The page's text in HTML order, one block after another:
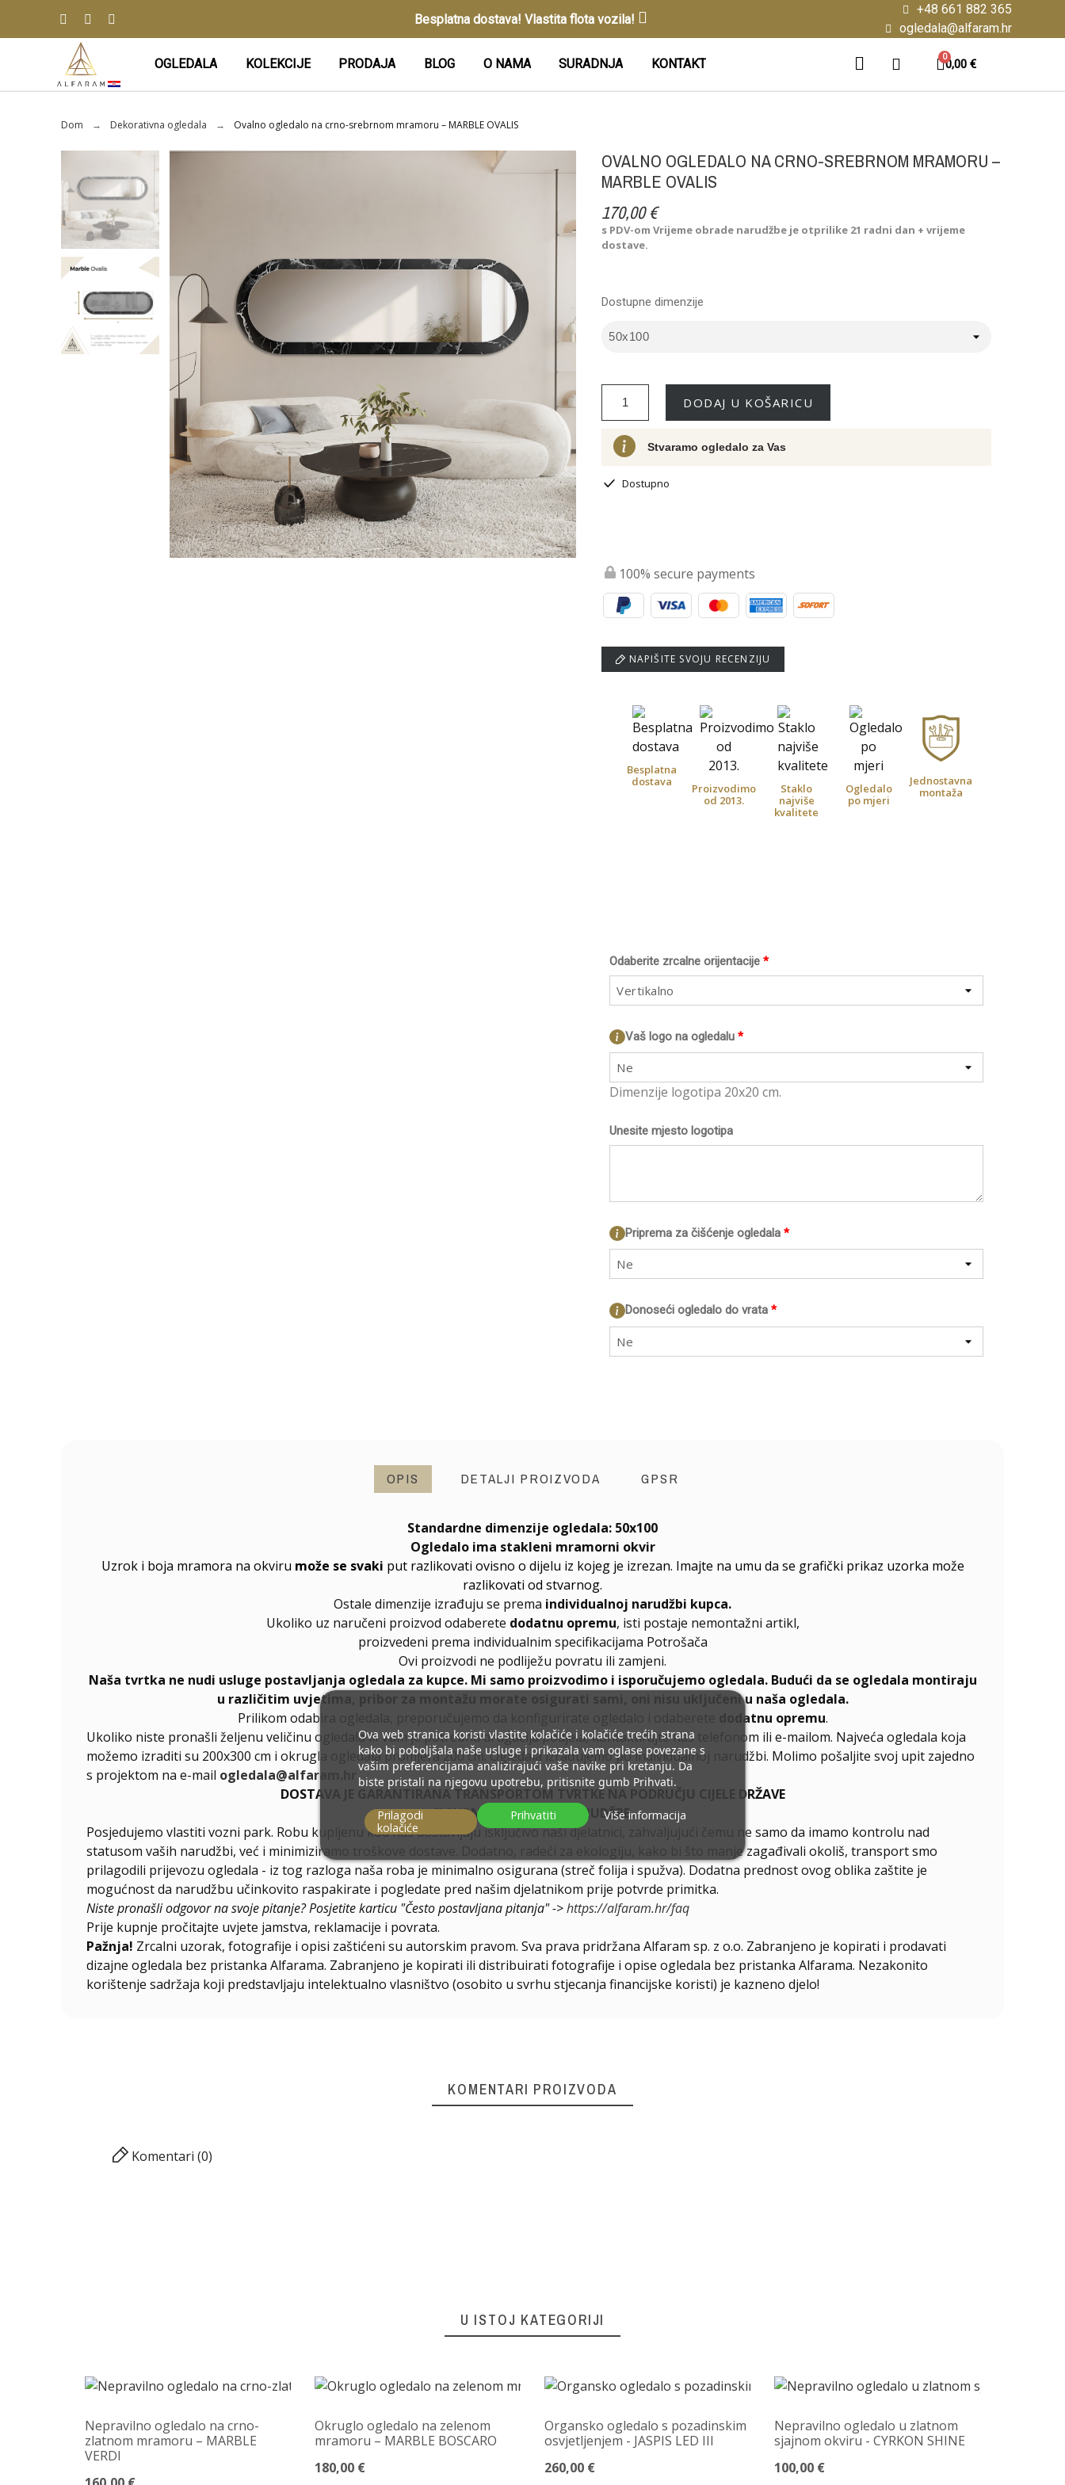
Besplatna dostava! Vlastita flota vozila!
+48 661 882 365
ogledala@alfaram.hr
OGLEDALA KOLEKCIJE PRODAJA BLOG O NAMA SURADNJA KONTAKT 0,00 €
Dom Dekorativna ogledala Ovalno ogledalo na crno-srebrnom mramoru – MARBLE OVALIS
OVALNO OGLEDALO NA CRNO-SREBRNOM MRAMORU –
MARBLE OVALIS
170,00 €
s PDV-omVrijeme obrade narudžbe je otprilike 21 radni dan + vrijeme
dostave.
Dostupne dimenzije
DODAJ U KOŠARICU
Stvaramo ogledalo za Vas
Dostupno
100% secure payments
NAPIŠITE SVOJU RECENZIJU
*
Odaberite zrcalne orijentacije
Vertikalno
*
Vaš logo na ogledalu
Ne
Dimenzije logotipa 20x20 cm.
Unesite mjesto logotipa
*
Priprema za čišćenje ogledala
Ne
*
Donoseći ogledalo do vrata
Ne
Besplatna
dostava
Proizvodimo
od 2013.
Staklo
najviše
kvalitete
Ogledalo
po mjeri
Jednostavna
montaža
OPIS DETALJI PROIZVODA GPSR
Standardne dimenzije ogledala: 50x100
Ogledalo ima stakleni mramorni okvir
Uzrok i boja mramora na okviru može se svaki put razlikovati ovisno o dijelu iz kojeg je izrezan. Imajte na umu da se grafički prikaz uzorka može
razlikovati od stvarnog.
Ostale dimenzije izrađuju se prema individualnoj narudžbi kupca.
Ukoliko uz naručeni proizvod odaberete dodatnu opremu, isti postaje nemontažni artikl,
proizvedeni prema individualnim specifikacijama Potrošača
Ovi proizvodi ne podliježu povratu ili zamjeni.
Naša tvrtka ne nudi usluge postavljanja ogledala za kupce. Mi samo proizvodimo i isporučujemo ogledala. Budući da se ogledala montiraju
u različitim uvjetima, pribor za montažu morate osigurati sami, oni nisu uključeni u naša ogledala.
Prilikom odabira ogledala, preporučujemo da konfigurirate ogledalo i odaberete dodatnu opremu.
Ukoliko niste pronašli željenu veličinu ogledala ili Vam je potrebna drugačija podjela, kontaktirajte nas telefonom ili e-mailom. Najveća ogledala koja
možemo izraditi su 200x300 cm i okrugla ogledala promjera 200 cm. Ogledala izrađujemo po individualnoj narudžbi. Molimo pošaljite svoj upit zajedno
s projektom na e-mail ogledala@alfaram.hr
DOSTAVA JE GARANTIRANA TRANSPORTOM TVRTKE NA PODRUČJU CIJELE DRŽAVE
SIGURNOST ZA VAŠE NARUDŽBE.
Posjedujemo vlastiti vozni park. Robu kupljenu kod nas dostavljaju isključivo naši djelatnici, zahvaljujući čemu ne samo da imamo kontrolu nad
statusom vaših narudžbi, već i minimiziramo troškove dostave. Dodatno, radeći za ekologiju, kako bi što manje zagađivali okoliš, transport smo
prilagodili prijevozu ogledala - iz tog razloga naša roba je minimalno osigurana (streč folija i spužva). Dodatna prednost ovog oblika zaštite je
mogućnost da narudžbu učinkovito raspakirate i pogledate pred našim djelatnikom prije potvrde primitka.
Niste pronašli odgovor na svoje pitanje? Posjetite karticu "Često postavljana pitanja" ->https://alfaram.hr/faq
Prije kupnje pročitajte uvjete jamstva, reklamacije i povrata.
Pažnja! Zrcalni uzorak, fotografije i opisi zaštićeni su autorskim pravom. Sva prava pridržana Alfaram sp. z o.o. Zabranjeno je kopirati i prodavati
dizajne ogledala bez pristanka Alfarama. Zabranjeno je kopirati ili distribuirati fotografije i opise ogledala bez pristanka Alfarama. Nezakonito
korištenje sadržaja koji predstavljaju intelektualno vlasništvo (osobito u svrhu stjecanja financijske koristi) je kazneno djelo!
KOMENTARI PROIZVODA
Komentari (0)
U ISTOJ KATEGORIJI
Nepravilno ogledalo na crno-
zlatnom mramoru – MARBLE
VERDI
Okruglo ogledalo na zelenom
mramoru – MARBLE BOSCARO
180,00 €
Organsko ogledalo s pozadinskim
osvjetljenjem - JASPIS LED III
260,00 €
Nepravilno ogledalo u zlatnom
sjajnom okviru - CYRKON SHINE
100,00 €
Ova web stranica koristi vlastite kolačiće i kolačiće trećih strana
kako bi poboljšala naše usluge i prikazala vam oglase povezane s
vašim preferencijama analizirajući vaše navike pri kretanju. Da
biste pristali na njegovu upotrebu, pritisnite gumb Prihvati.
Više informacija
Prilagodi
kolačiće
Prihvatiti